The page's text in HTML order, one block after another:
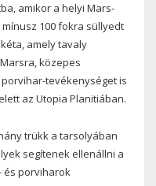
amikor a helyi Mars-
100 fokra süllyedt
amely tavaly
közepes
tevékenységet is
az Utopia Planitiában.
trükk a tarsolyában
segítenek ellenállni a
és porviharok